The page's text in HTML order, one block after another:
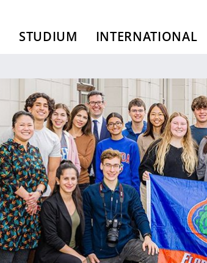
STUDIUM INTERNATIONAL